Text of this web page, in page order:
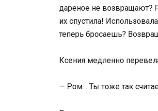
дареное не возвращают?
их спустила!
теперь бросаешь?
Ксения медленно
— Ром… Ты тоже так